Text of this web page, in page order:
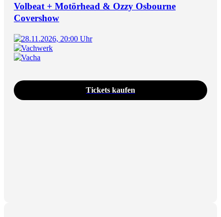
Volbeat + Motörhead & Ozzy Osbourne
Covershow
28.11.2026, 20:00 Uhr
Vachwerk
Vacha
Tickets kaufen